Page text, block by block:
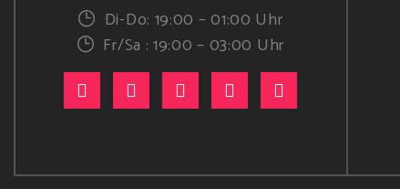
Di-Do: 19:00 – 01:00 Uhr
Fr/Sa : 19:00 – 03:00 Uhr